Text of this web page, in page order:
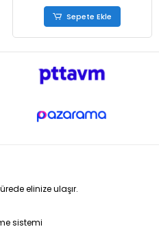
Sepete Ekle
elinize ulaşır.
sistemi